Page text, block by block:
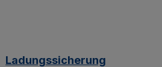
Ladungssicherung